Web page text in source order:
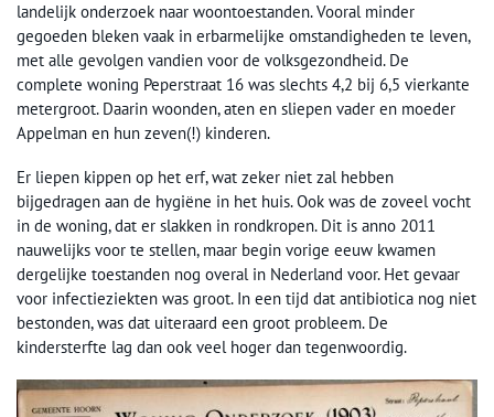
landelijk onderzoek naar woontoestanden. Vooral minder
gegoeden bleken vaak in erbarmelijke omstandigheden te leven,
met alle gevolgen vandien voor de volksgezondheid. De
complete woning Peperstraat 16 was slechts 4,2 bij 6,5 vierkante
metergroot. Daarin woonden, aten en sliepen vader en moeder
Appelman en hun zeven(!) kinderen.
Er liepen kippen op het erf, wat zeker niet zal hebben
bijgedragen aan de hygiëne in het huis. Ook was de zoveel vocht
in de woning, dat er slakken in rondkropen. Dit is anno 2011
nauwelijks voor te stellen, maar begin vorige eeuw kwamen
dergelijke toestanden nog overal in Nederland voor. Het gevaar
voor infectieziekten was groot. In een tijd dat antibiotica nog niet
bestonden, was dat uiteraard een groot probleem. De
kindersterfte lag dan ook veel hoger dan tegenwoordig.